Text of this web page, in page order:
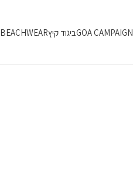
GOA CAMPAIGNביגוד קיץBEACHWEAR